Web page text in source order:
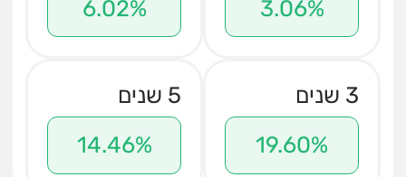
3.06%
6.02%
3 שנים
19.60%
5 שנים
14.46%